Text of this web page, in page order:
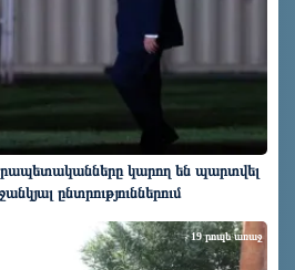
կարող են պարտվել
ընտրություններում
19 րոպե առաջ